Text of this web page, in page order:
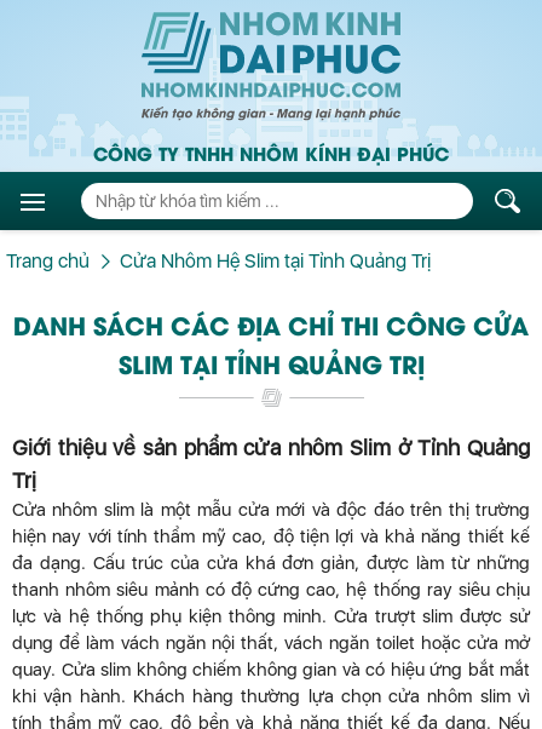
CÔNG TY TNHH NHÔM KÍNH ĐẠI PHÚC
Trang chủ Cửa Nhôm Hệ Slim tại Tỉnh Quảng Trị
DANH SÁCH CÁC ĐỊA CHỈ THI CÔNG CỬA
SLIM TẠI TỈNH QUẢNG TRỊ
Giới thiệu về sản phẩm cửa nhôm Slim ở Tỉnh Quảng
Trị
Cửa nhôm slim là một mẫu cửa mới và độc đáo trên thị trường
hiện nay với tính thẩm mỹ cao, độ tiện lợi và khả năng thiết kế
đa dạng. Cấu trúc của cửa khá đơn giản, được làm từ những
thanh nhôm siêu mảnh có độ cứng cao, hệ thống ray siêu chịu
lực và hệ thống phụ kiện thông minh. Cửa trượt slim được sử
dụng để làm vách ngăn nội thất, vách ngăn toilet hoặc cửa mở
quay. Cửa slim không chiếm không gian và có hiệu ứng bắt mắt
khi vận hành. Khách hàng thường lựa chọn cửa nhôm slim vì
tính thẩm mỹ cao, độ bền và khả năng thiết kế đa dạng. Nếu